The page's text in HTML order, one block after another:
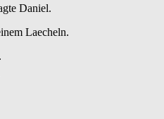
Daniel.
Laecheln.